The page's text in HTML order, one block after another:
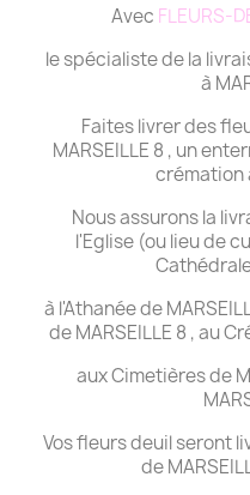
Avec FLEURS-
le spécialiste de la
à
Faites livrer des
MARSEILLE 8 , un
crémation
Nous assurons la
l'Eglise (ou lieu de
à l'Athanée de
de MARSEILLE 8 , au
aux Cimetières de
Vos fleurs deuil seront
de